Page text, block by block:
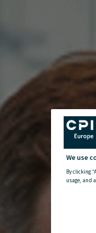
We use
By clicking
usage, and